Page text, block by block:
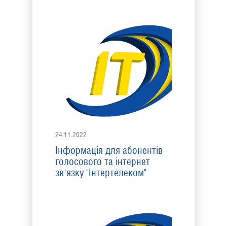
24.11.2022
Інформація для абонентів
голосового та інтернет
зв'язку "Інтертелеком"